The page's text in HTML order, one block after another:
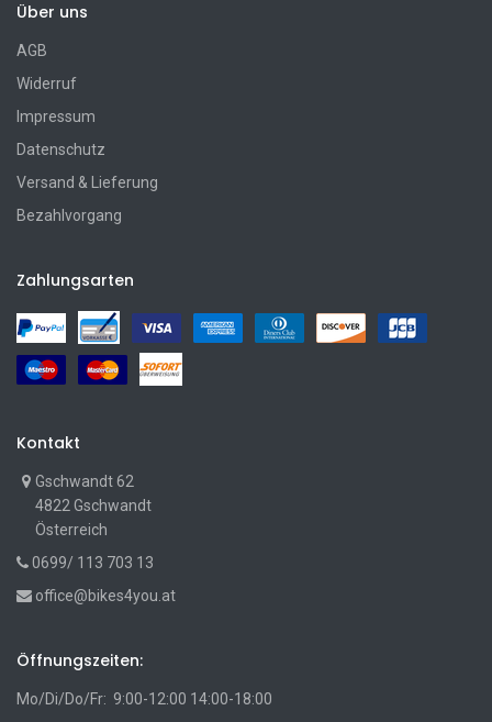
Über uns
AGB
Widerruf
Impressum
Datenschutz
Versand & Lieferung
Bezahlvorgang
Zahlungsarten
Kontakt
Gschwandt 62
4822 Gschwandt
Österreich
0699/ 113 703 13
office@bikes4you.at
Öffnungszeiten:
Mo/Di/Do/Fr: 9:00-12:00 14:00-18:00